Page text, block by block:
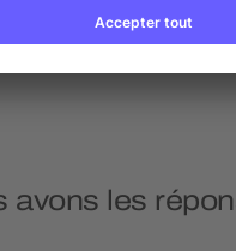
dès 1,10 €
avons les